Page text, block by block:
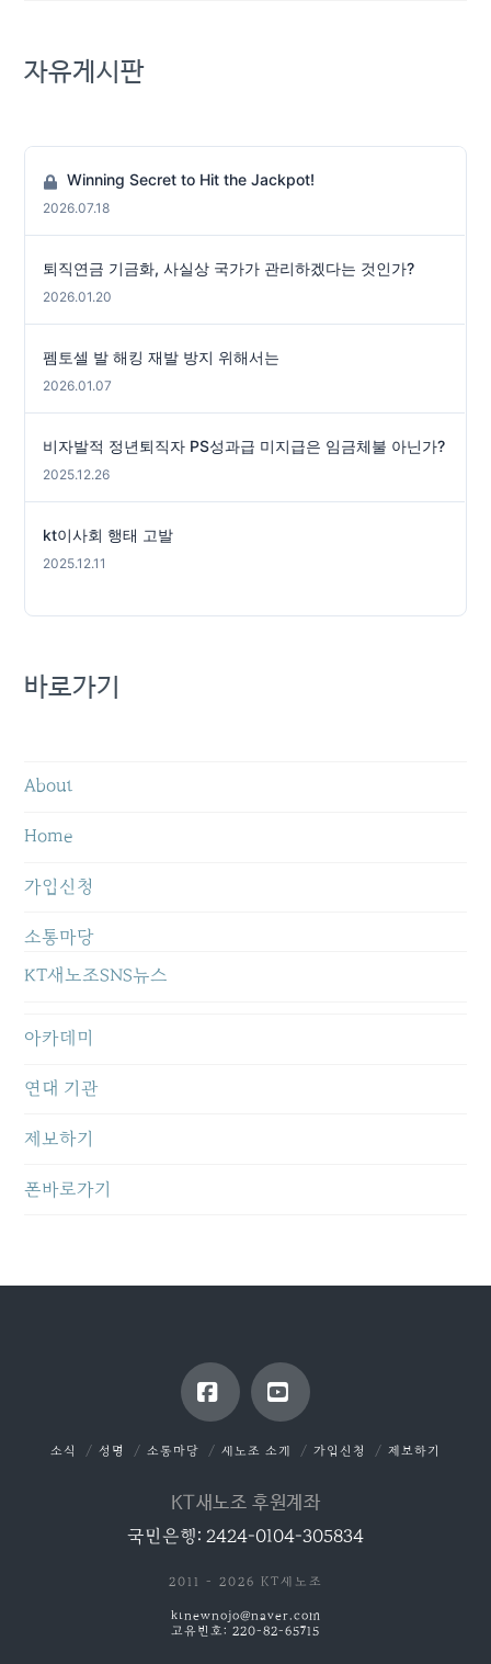
자유게시판
Winning Secret to Hit the Jackpot!
2026.07.18
퇴직연금 기금화, 사실상 국가가 관리하겠다는 것인가?
2026.01.20
펨토셀 발 해킹 재발 방지 위해서는
2026.01.07
비자발적 정년퇴직자 PS성과급 미지급은 임금체불 아닌가?
2025.12.26
kt이사회 행태 고발
2025.12.11
바로가기
About
Home
가입신청
소통마당
KT새노조SNS뉴스
아카데미
연대 기관
제보하기
폰바로가기
FacebookYouTube
소식 성명 소통마당 새노조 소개 가입신청 제보하기
KT새노조 후원계좌
국민은행: 2424-0104-305834
2011 - 2026 KT새노조
ktnewnojo@naver.com
고유번호: 220-82-65715